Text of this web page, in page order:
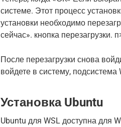
системе. Этот процесс
установки необходимо
сейчас». кнопка перезагрузки.
После перезагрузки снова
войдете в систему,
Установка Ubuntu
Ubuntu для WSL доступна для